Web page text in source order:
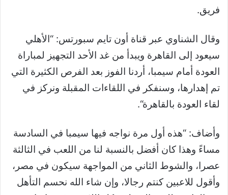
فريق.
وقال الشناوي عبر قناة أون تايم سبورتس: “الأهلي
سيعود إلى القاهرة ويبدأ من غد الأحد التجهيز لمباراة
العودة أمام سيمبا، أردنا الفوز بعد الفرص الكثيرة التي
تم إهدارها، وسنفكر في اللقاءات المقبلة ونركز في
لقاء العودة بالقاهرة“.
وأضاف: “هذه أول مرة نواجه فيها سيمبا في السادسة
مساءً وهذا كان أفضل بالنسبة لنا من اللعب في الثالثة
عصرا، والشوط الثاني من المواجهة سيكون في مصر،
وأقول للاعبين كنتم رجالا، وإن شاء الله نحسم التأهل